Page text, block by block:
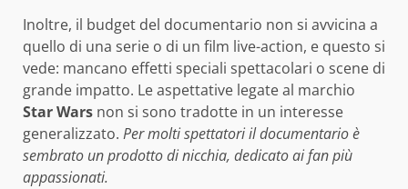
Inoltre, il budget del documentario non si avvicina a
quello di una serie o di un film live-action, e questo si
vede: mancano effetti speciali spettacolari o scene di
grande impatto. Le aspettative legate al marchio
Star Wars non si sono tradotte in un interesse
generalizzato. Per molti spettatori il documentario è
sembrato un prodotto di nicchia, dedicato ai fan più
appassionati.